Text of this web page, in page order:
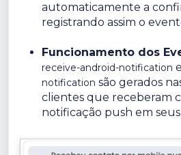
automaticamente a
registrando assim o
Funcionamento dos
receive-android-notification e
notification são gerados
clientes que receberam
notificação push em seus